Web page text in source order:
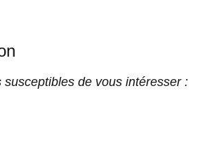
susceptibles de vous intéresser :